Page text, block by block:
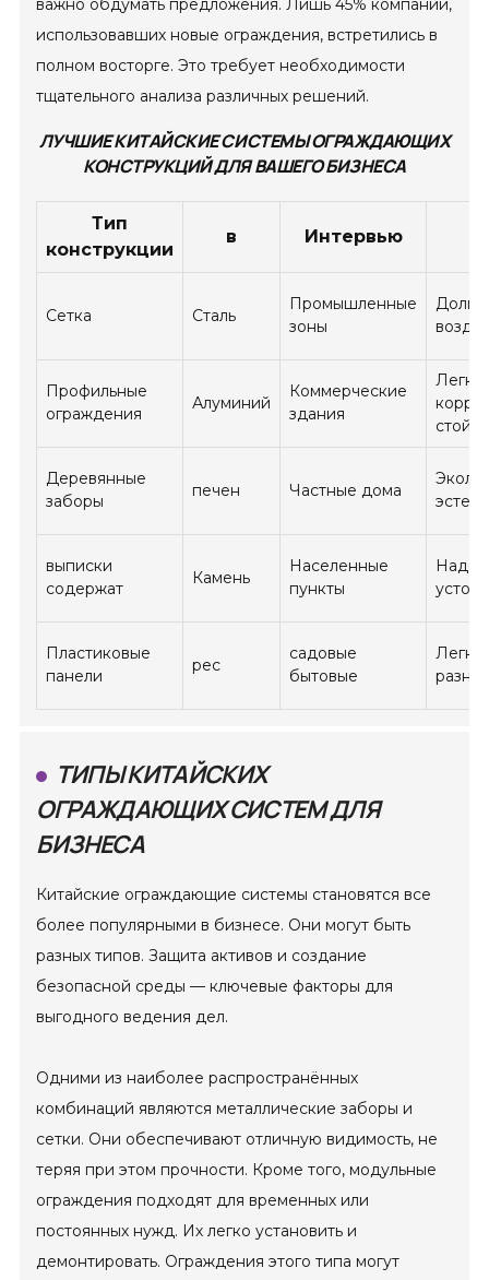
важно обдумать предложения. Лишь 45% компаний,
использовавших новые ограждения, встретились в
полном восторге. Это требует необходимости
тщательного анализа различных решений.
ЛУЧШИЕ КИТАЙСКИЕ СИСТЕМЫ ОГРАЖДАЮЩИХ
КОНСТРУКЦИЙ ДЛЯ ВАШЕГО БИЗНЕСА
Тип
конструкции
в Интервью
Сетка Сталь
Промышленные
зоны
Профильные
ограждения
Алуминий
Коммерческие
здания
Деревянные
заборы
печен Частные дома
выписки
содержат
Камень
Населенные
пункты
Пластиковые
панели
рес
садовые
бытовые
ТИПЫ КИТАЙСКИХ
ОГРАЖДАЮЩИХ СИСТЕМ ДЛЯ
БИЗНЕСА
Китайские ограждающие системы становятся все
более популярными в бизнесе. Они могут быть
разных типов. Защита активов и создание
безопасной среды — ключевые факторы для
выгодного ведения дел.
Одними из наиболее распространённых
комбинаций являются металлические заборы и
сетки. Они обеспечивают отличную видимость, не
теряя при этом прочности. Кроме того, модульные
ограждения подходят для временных или
постоянных нужд. Их легко установить и
демонтировать. Ограждения этого типа могут